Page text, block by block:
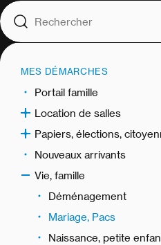
MES DÉMARCHES
Portail famille
Location de salles
Papiers, élections,
Nouveaux arrivants
Vie, famille
Déménagement
Mariage, Pacs
Naissance, petite